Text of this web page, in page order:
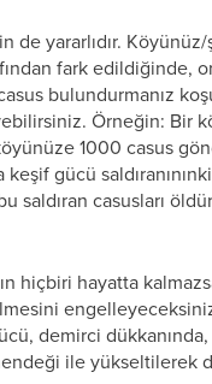
de yararlıdır.
fark edildiğinde,
bulundurmanız
Örneğin: Bir
1000 casus
gücü
saldıran casusları
hiçbiri hayatta
demirci
ile yükseltilerek